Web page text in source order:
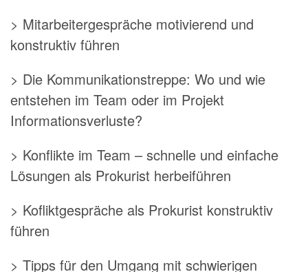
> Mitarbeitergespräche motivierend und
konstruktiv führen
> Die Kommunikationstreppe: Wo und wie
entstehen im Team oder im Projekt
Informationsverluste?
> Konflikte im Team – schnelle und einfache
Lösungen als Prokurist herbeiführen
> Kofliktgespräche als Prokurist konstruktiv
führen
> Tipps für den Umgang mit schwierigen